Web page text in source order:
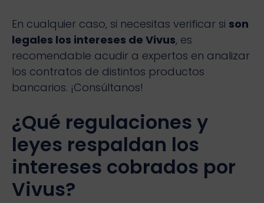
En cualquier caso, si necesitas verificar si son
legales los intereses de Vivus, es
recomendable acudir a expertos en analizar
los contratos de distintos productos
bancarios. ¡Consúltanos!
¿Qué regulaciones y
leyes respaldan los
intereses cobrados por
Vivus?